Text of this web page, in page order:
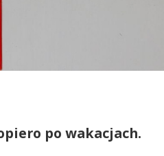
po wakacjach.